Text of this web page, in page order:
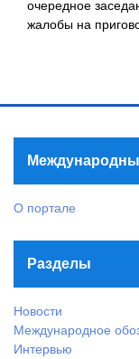
очередное
жалобы на
О портале
Разделы
Новости
Международное
Интервью